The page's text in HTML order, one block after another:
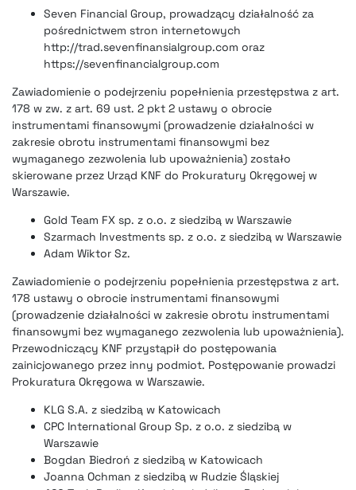
Seven Financial Group, prowadzący działalność za
pośrednictwem stron internetowych
http://trad.sevenfinansialgroup.com oraz
https://sevenfinancialgroup.com
Zawiadomienie o podejrzeniu popełnienia przestępstwa z art.
178 w zw. z art. 69 ust. 2 pkt 2 ustawy o obrocie
instrumentami finansowymi (prowadzenie działalności w
zakresie obrotu instrumentami finansowymi bez
wymaganego zezwolenia lub upoważnienia) zostało
skierowane przez Urząd KNF do Prokuratury Okręgowej w
Warszawie.
Gold Team FX sp. z o.o. z siedzibą w Warszawie
Szarmach Investments sp. z o.o. z siedzibą w Warszawie
Adam Wiktor Sz.
Zawiadomienie o podejrzeniu popełnienia przestępstwa z art.
178 ustawy o obrocie instrumentami finansowymi
(prowadzenie działalności w zakresie obrotu instrumentami
finansowymi bez wymaganego zezwolenia lub upoważnienia).
Przewodniczący KNF przystąpił do postępowania
zainicjowanego przez inny podmiot. Postępowanie prowadzi
Prokuratura Okręgowa w Warszawie.
KLG S.A. z siedzibą w Katowicach
CPC International Group Sp. z o.o. z siedzibą w
Warszawie
Bogdan Biedroń z siedzibą w Katowicach
Joanna Ochman z siedzibą w Rudzie Śląskiej